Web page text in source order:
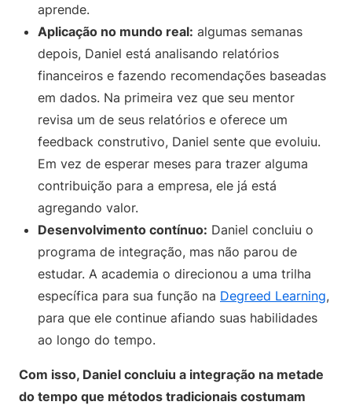
aprende.
Aplicação no mundo real: algumas semanas
depois, Daniel está analisando relatórios
financeiros e fazendo recomendações baseadas
em dados. Na primeira vez que seu mentor
revisa um de seus relatórios e oferece um
feedback construtivo, Daniel sente que evoluiu.
Em vez de esperar meses para trazer alguma
contribuição para a empresa, ele já está
agregando valor.
Desenvolvimento contínuo: Daniel concluiu o
programa de integração, mas não parou de
estudar. A academia o direcionou a uma trilha
específica para sua função na Degreed Learning,
para que ele continue afiando suas habilidades
ao longo do tempo.
Com isso, Daniel concluiu a integração na metade
do tempo que métodos tradicionais costumam